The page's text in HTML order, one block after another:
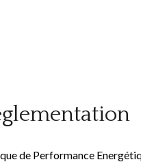
de Performance